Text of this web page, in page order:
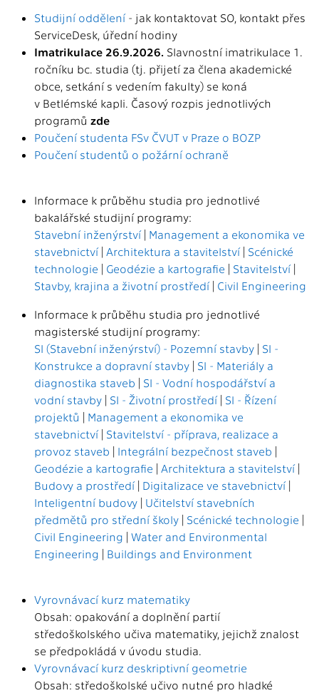
Studijní oddělení- jak kontaktovat SO, kontakt přes
ServiceDesk, úřední hodiny
Imatrikulace 26.9.2026. Slavnostní imatrikulace 1.
ročníku bc. studia (tj. přijetí za člena akademické
obce, setkání s vedením fakulty) se koná
v Betlémské kapli. Časový rozpis jednotlivých
programů zde
Poučení studenta FSv ČVUT v Praze o BOZP
Poučení studentů o požární ochraně
Informace k průběhu studia pro jednotlivé
bakalářské studijní programy:
Stavební inženýrství| Management a ekonomika ve
stavebnictví| Architektura a stavitelství| Scénické
technologie | Geodézie a kartografie | Stavitelství|
Stavby, krajina a životní prostředí| Civil Engineering
Informace k průběhu studia pro jednotlivé
magisterské studijní programy:
SI (Stavební inženýrství) - Pozemní stavby | SI -
Konstrukce a dopravní stavby | SI - Materiály a
diagnostika staveb | SI - Vodní hospodářství a
vodní stavby | SI - Životní prostředí| SI - Řízení
projektů | Management a ekonomika ve
stavebnictví| Stavitelství - příprava, realizace a
provoz staveb | Integrální bezpečnost staveb |
Geodézie a kartografie | Architektura a stavitelství|
Budovy a prostředí| Digitalizace ve stavebnictví|
Inteligentní budovy | Učitelství stavebních
předmětů pro střední školy | Scénické technologie |
Civil Engineering | Water and Environmental
Engineering | Buildings and Environment
Vyrovnávací kurz matematiky
Obsah: opakování a doplnění partií
středoškolského učiva matematiky, jejichž znalost
se předpokládá v úvodu studia.
Vyrovnávací kurz deskriptivní geometrie
Obsah: středoškolské učivo nutné pro hladké